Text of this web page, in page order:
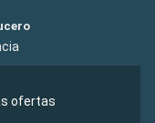
ofertas